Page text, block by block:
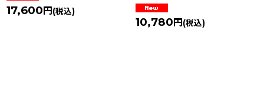
17,600 円 (税込)
10,780 円 (税込)